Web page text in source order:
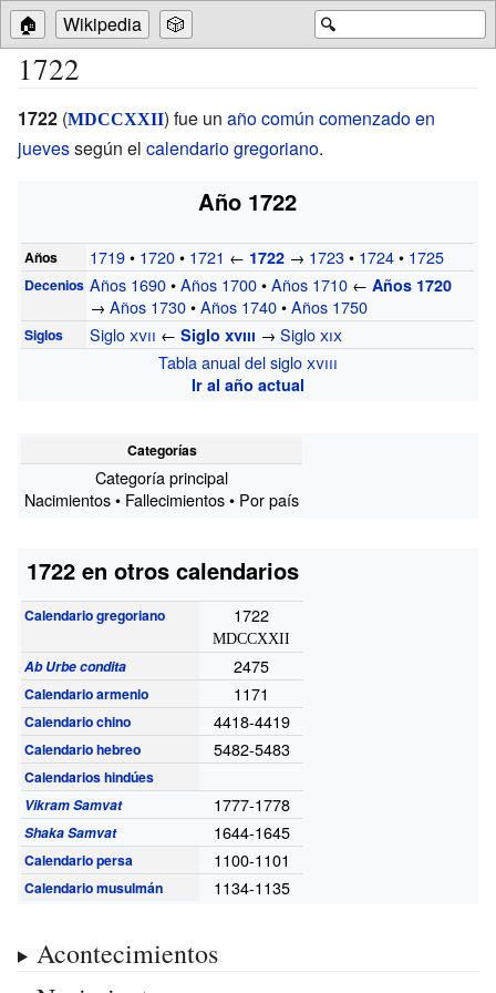
🔍
🏠 Wikipedia 🎲
1722
1722 (MDCCXXII) fue un año común comenzado en
juevessegún el calendario gregoriano.
Año 1722
Años 1719• 1720• 1721 ← 1722 → 1723• 1724• 1725
Decenios Años 1690•Años 1700•Años 1710 ←Años 1720
→Años 1730•Años 1740•Años 1750
Siglos Sigloxvii ←Siglo xviii →Sigloxix
Tabla anual del siglo xviii
Ir al año actual
Categorías
Categoría principal
Nacimientos • Fallecimientos • Por país
1722 en otros calendarios
Calendario gregoriano 1722
MDCCXXII
Ab Urbe condita 2475
Calendario armenio 1171
Calendario chino 4418-4419
Calendario hebreo 5482-5483
Calendarios hindúes
Vikram Samvat
1777-1778
Shaka Samvat 1644-1645
Calendario persa 1100-1101
Calendario musulmán 1134-1135
Acontecimientos